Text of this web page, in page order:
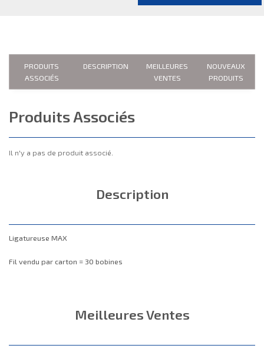
PRODUITS
ASSOCIÉS
DESCRIPTION
MEILLEURES
VENTES
NOUVEAUX
PRODUITS
Produits Associés
Il n'y a pas de produit associé.
Description
Ligatureuse MAX
Fil vendu par carton = 30 bobines
Meilleures Ventes